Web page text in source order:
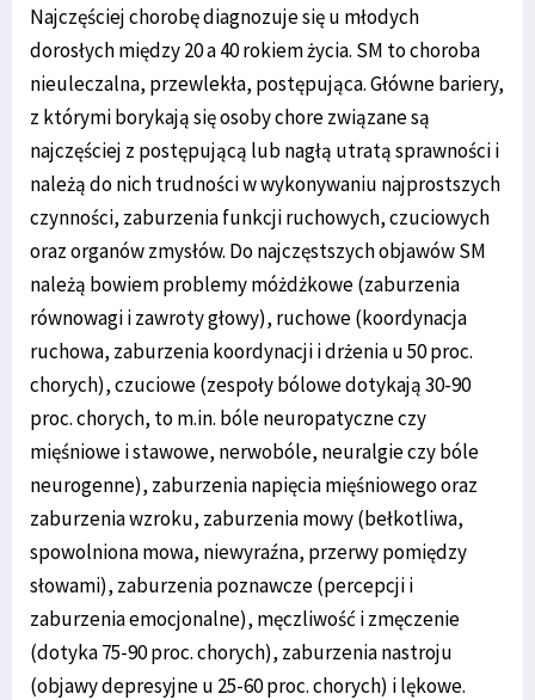
Najczęściej chorobę diagnozuje się u młodych
dorosłych między 20 a 40 rokiem życia. SM to choroba
nieuleczalna, przewlekła, postępująca. Główne bariery,
z którymi borykają się osoby chore związane są
najczęściej z postępującą lub nagłą utratą sprawności i
należą do nich trudności w wykonywaniu najprostszych
czynności, zaburzenia funkcji ruchowych, czuciowych
oraz organów zmysłów. Do najczęstszych objawów SM
należą bowiem problemy móżdżkowe (zaburzenia
równowagi i zawroty głowy), ruchowe (koordynacja
ruchowa, zaburzenia koordynacji i drżenia u 50 proc.
chorych), czuciowe (zespoły bólowe dotykają 30-90
proc. chorych, to m.in. bóle neuropatyczne czy
mięśniowe i stawowe, nerwobóle, neuralgie czy bóle
neurogenne), zaburzenia napięcia mięśniowego oraz
zaburzenia wzroku, zaburzenia mowy (bełkotliwa,
spowolniona mowa, niewyraźna, przerwy pomiędzy
słowami), zaburzenia poznawcze (percepcji i
zaburzenia emocjonalne), męczliwość i zmęczenie
(dotyka 75-90 proc. chorych), zaburzenia nastroju
(objawy depresyjne u 25-60 proc. chorych) i lękowe.